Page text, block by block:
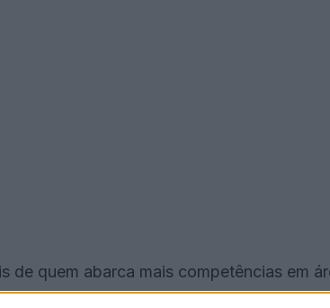
de quem abarca mais competências em
perspetivas para sermos ainda mais